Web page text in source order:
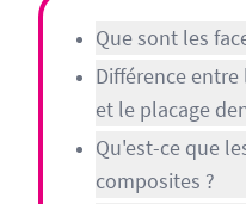
Que sont les
Différence
et le placage
Qu'est-ce que
composites ?